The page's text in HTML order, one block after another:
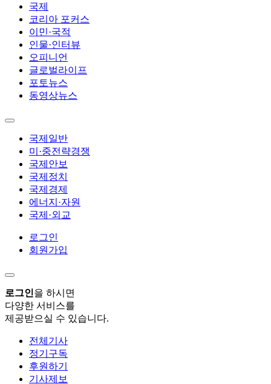
국제
코리아 포커스
이민·국적
인물·인터뷰
오피니언
글로벌라이프
포토뉴스
동영상뉴스
국제일반
미·중전략경쟁
국제안보
국제정치
국제경제
에너지·자원
국제·외교
로그인
회원가입
로그인을 하시면
다양한 서비스를
제공받으실 수 있습니다.
전체기사
정기구독
후원하기
기사제보